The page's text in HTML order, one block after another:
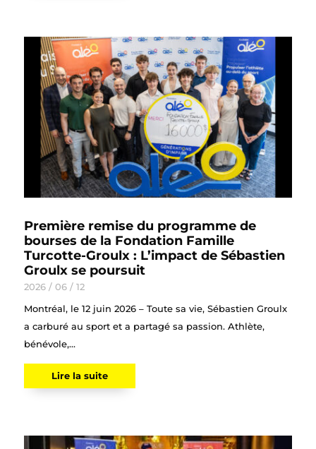
Première remise du programme de
bourses de la Fondation Famille
Turcotte-Groulx : L’impact de Sébastien
Groulx se poursuit
2026 / 06 / 12
Montréal, le 12 juin 2026 – Toute sa vie, Sébastien Groulx
a carburé au sport et a partagé sa passion. Athlète,
bénévole,...
Lire la suite